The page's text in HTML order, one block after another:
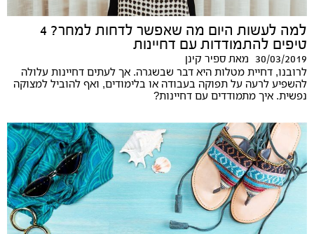
למה לעשות היום מה שאפשר לדחות למחר? 4
טיפים להתמודדות עם דחיינות
30/03/2019 מאת ספיר קינן
לרובנו, דחיית מטלות היא דבר שבשגרה. אך לעתים דחיינות עלולה
להשפיע לרעה על תפוקה בעבודה או בלימודים, ואף להוביל למצוקה
נפשית. איך מתמודדים עם דחיינות?